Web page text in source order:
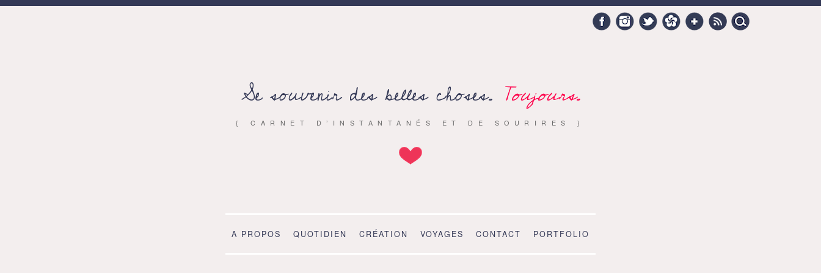
Search
for:
FacebookInstagramTwitter HellocotonGoogle +
RSS
Se souvenir des belles choses. Toujours.
{ CARNET D’INSTANTANÉS ET DE SOURIRES }
A PROPOS QUOTIDIEN CRÉATION VOYAGES CONTACT PORTFOLIO